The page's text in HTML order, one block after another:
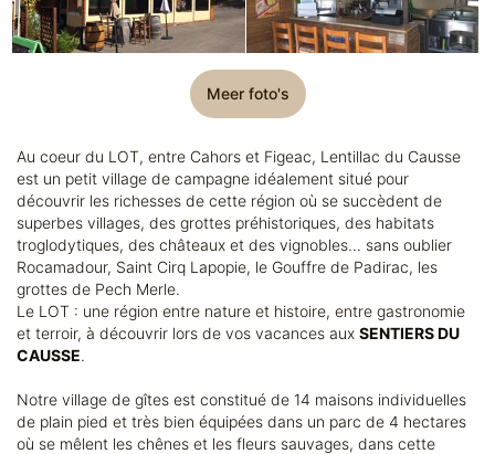
Meer foto's
Au coeur du LOT, entre Cahors et Figeac, Lentillac du Causse
est un petit village de campagne idéalement situé pour
découvrir les richesses de cette région où se succèdent de
superbes villages, des grottes préhistoriques, des habitats
troglodytiques, des châteaux et des vignobles... sans oublier
Rocamadour, Saint Cirq Lapopie, le Gouffre de Padirac, les
grottes de Pech Merle.
Le LOT : une région entre nature et histoire, entre gastronomie
et terroir, à découvrir lors de vos vacances aux SENTIERS DU
CAUSSE.
Notre village de gîtes est constitué de 14 maisons individuelles
de plain pied et très bien équipées dans un parc de 4 hectares
où se mêlent les chênes et les fleurs sauvages, dans cette